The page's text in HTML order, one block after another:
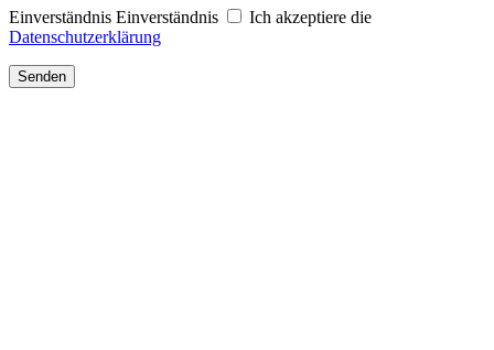
Einverständnis Einverständnis
Ich akzeptiere die
Datenschutzerklärung
Senden